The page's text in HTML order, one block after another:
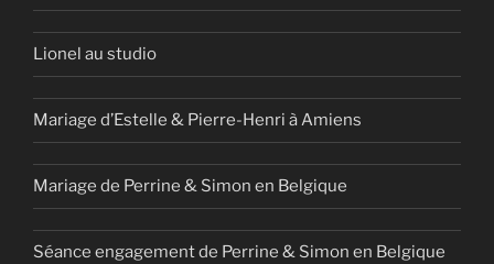
Lionel au studio
Mariage d’Estelle & Pierre-Henri à Amiens
Mariage de Perrine & Simon en Belgique
Séance engagement de Perrine & Simon en Belgique